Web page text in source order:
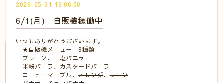
2026-05-31 16:06:00
6/1(月) 自販機稼働中
いつもありがとうございます。
★自販機メニュー 9種類
プレーン、 塩バニラ
米粉バニラ、カスタードバニラ
コーヒーマーブル、オレンジ、レモン